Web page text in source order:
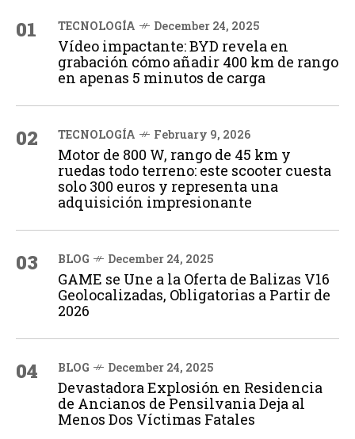
01 TECNOLOGÍA December 24, 2025
Vídeo impactante: BYD revela en
grabación cómo añadir 400 km de rango
en apenas 5 minutos de carga
02 TECNOLOGÍA February 9, 2026
Motor de 800 W, rango de 45 km y
ruedas todo terreno: este scooter cuesta
solo 300 euros y representa una
adquisición impresionante
03 BLOG December 24, 2025
GAME se Une a la Oferta de Balizas V16
Geolocalizadas, Obligatorias a Partir de
2026
04 BLOG December 24, 2025
Devastadora Explosión en Residencia
de Ancianos de Pensilvania Deja al
Menos Dos Víctimas Fatales